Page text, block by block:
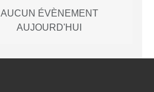
AUCUN ÉVÈNEMENT
AUJOURD'HUI